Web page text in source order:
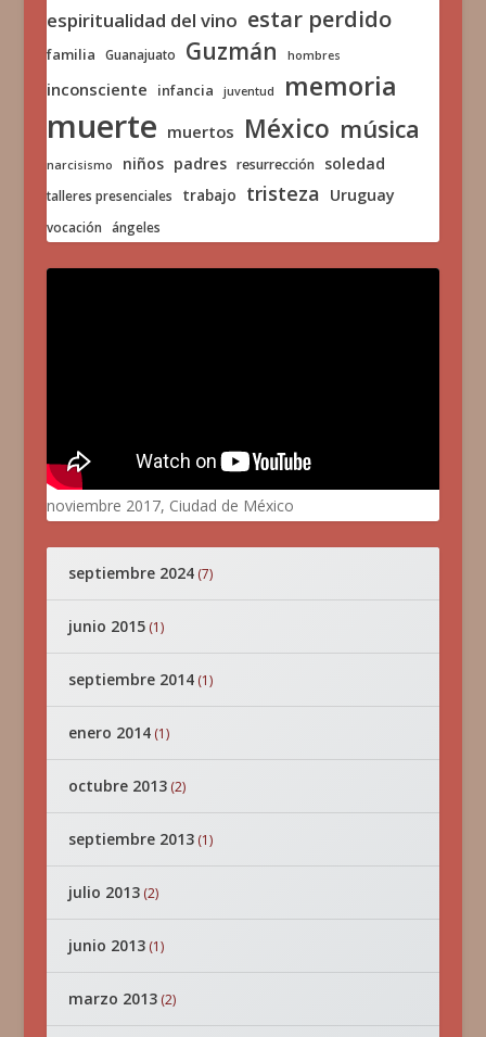
espiritualidad del vino estar perdido
familia Guanajuato Guzmán hombres
inconsciente infancia juventud memoria
muerte muertos México música
narcisismo niños padres resurrección soledad
talleres presenciales trabajo tristeza Uruguay
vocación ángeles
noviembre 2017, Ciudad de México
septiembre 2024(7)
junio 2015(1)
septiembre 2014(1)
enero 2014(1)
octubre 2013(2)
septiembre 2013(1)
julio 2013(2)
junio 2013(1)
marzo 2013(2)